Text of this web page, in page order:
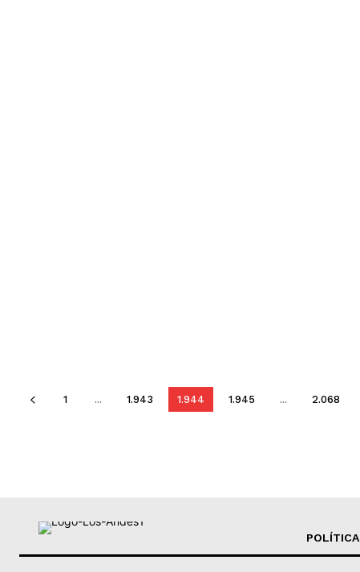
1 ... 1.943 1.944 1.945 ... 2.068
POLÍTICA